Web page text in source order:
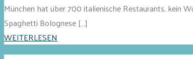
München hat über 700 italienische Restaurants, kein
Spaghetti Bolognese […]
WEITERLESEN